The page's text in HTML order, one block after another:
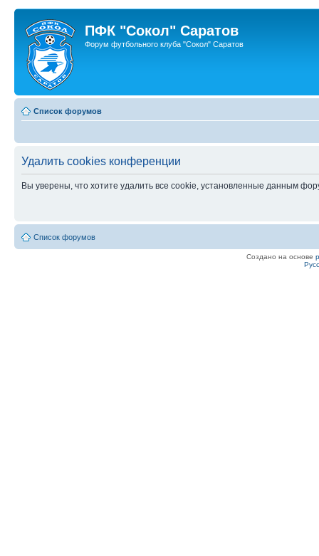
ПФК "Сокол" Саратов
Форум футбольного клуба "Сокол" Саратов
Список форумов
Удалить cookies конференции
Вы уверены, что хотите удалить все cookie, установленные данным
Список форумов
Создано на основе